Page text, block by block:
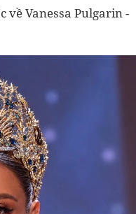
Vanessa Pulgarin -